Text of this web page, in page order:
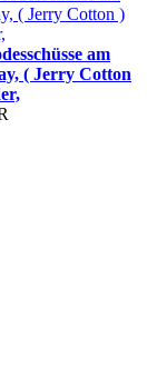
am
( Jerry Cotton